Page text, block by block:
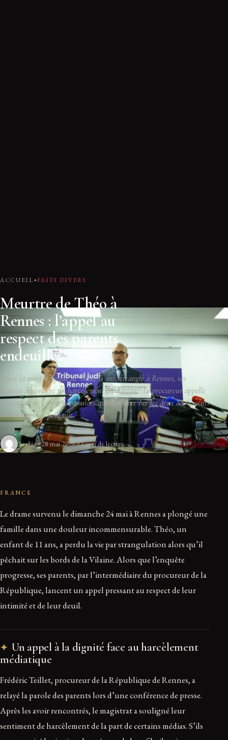
ACCUEIL FAITS DIVERS
Meurtre de Théo à
Rennes : l’appel au
respect des parents
endeuillés
Après la mort tragique de Théo, 11 ans, étranglé à Rennes, ses
parents dénoncent un harcèlement médiatique. Le procureur appelle
au respect de leur douleur alors que l'enquête sur les deux adolescents
mis en cause se poursuit.
Sophie 28 mai 2026 3 min de lecture
FRANCE
Le drame survenu le dimanche 24 mai à Rennes a plongé une
famille dans une douleur incommensurable. Théo, un
enfant de 11 ans, a perdu la vie par strangulation alors qu’il
pêchait sur les bords de la Vilaine. Alors que l’enquête
progresse, ses parents, par l’intermédiaire du procureur de la
République, lancent un appel pressant au respect de leur
intimité et de leur deuil.
Un appel à la dignité face au harcèlement
médiatique
Frédéric Teillet, procureur de la République de Rennes, a
relayé la parole des parents lors d’une conférence de presse.
Après les avoir rencontrés, le magistrat a souligné leur
sentiment de harcèlement de la part de certains médias. S’ils